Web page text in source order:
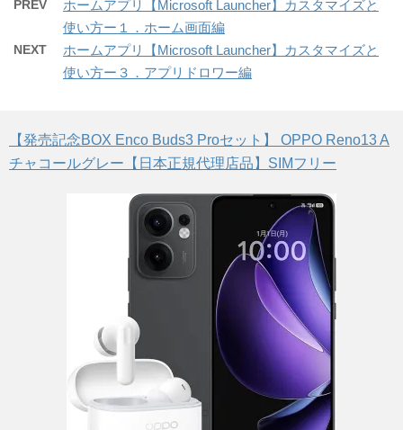
PREV
ホームアプリ【Microsoft Launcher】カスタマイズと
使い方ー１．ホーム画面編
NEXT
ホームアプリ【Microsoft Launcher】カスタマイズと
使い方ー３．アプリドロワー編
【発売記念BOX Enco Buds3 Proセット】 OPPO Reno13 A
チャコールグレー【日本正規代理店品】SIMフリー